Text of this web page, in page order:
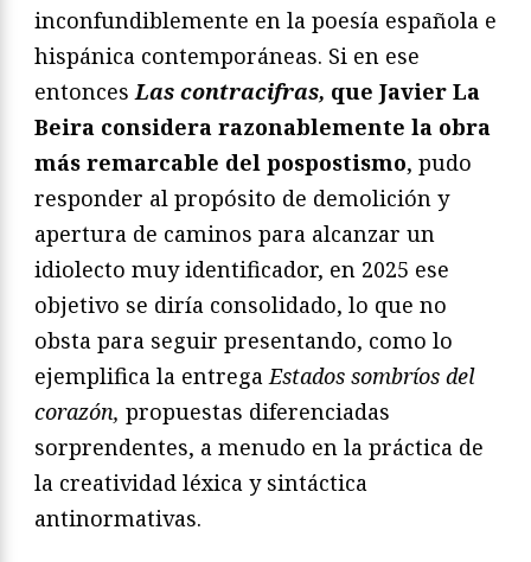
inconfundiblemente en la poesía española e
hispánica contemporáneas. Si en ese
entoncesLas contracifras, que Javier La
Beira considera razonablemente la obra
más remarcable del pospostismo, pudo
responder al propósito de demolición y
apertura de caminos para alcanzar un
idiolecto muy identificador, en 2025 ese
objetivo se diría consolidado, lo que no
obsta para seguir presentando, como lo
ejemplifica la entregaEstados sombríos del
corazón, propuestas diferenciadas
sorprendentes, a menudo en la práctica de
la creatividad léxica y sintáctica
antinormativas.